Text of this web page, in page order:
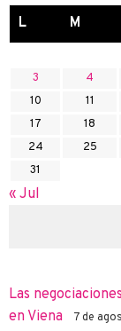
L M
3
4
10
11
17
18
24
25
31
« Jul
Las
en Viena
7 de